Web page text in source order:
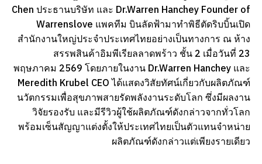
Chen ประธานบริษัท และ Dr.Warren Hanchey Founder of
Warrenslove แพคทีม บินลัดฟ้ามาทำพิธีตัดริบบิ้นเปิด
สำนักงานใหญ่ประจำประเทศไทยอย่างเป็นทางการ ณ ห้าง
สรรพสินค้าอิมพีเรียลลาดพร้าว ชั้น 2 เมื่อวันที่ 23
พฤษภาคม 2569 โดยภายในงาน Dr.Warren Hanchey และ
Meredith Krubel CEO ได้แสดงวิสัยทัศน์เกี่ยวกับผลิตภัณฑ์
นวัตกรรมเพื่อสุขภาพสายรัดพลังงานระดับโลก ซึ่งมีผลงาน
วิจัยรองรับ และมีรีวิวผู้ใช้ผลิตภัณฑ์ดังกล่าวจากทั่วโลก
พร้อมเซ็นสัญญาแต่งตั้งให้ประเทศไทยเป็นตัวแทนจำหน่าย
ผลิตภัณฑ์ดังกล่าวแต่เพียงรายเดียว